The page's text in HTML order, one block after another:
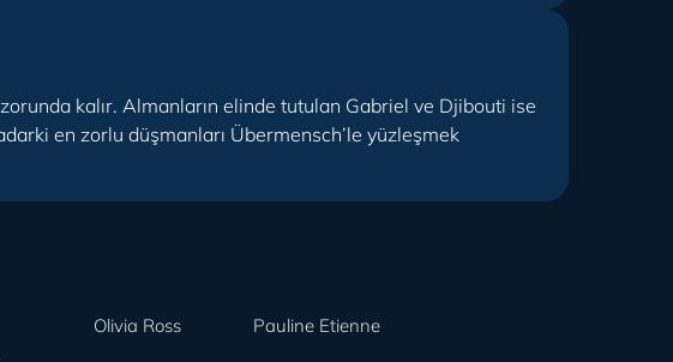
kalır. Almanların elinde tutulan Gabriel ve Djibouti ise
en zorlu düşmanları Übermensch’le yüzleşmek
Olivia Ross Pauline Etienne